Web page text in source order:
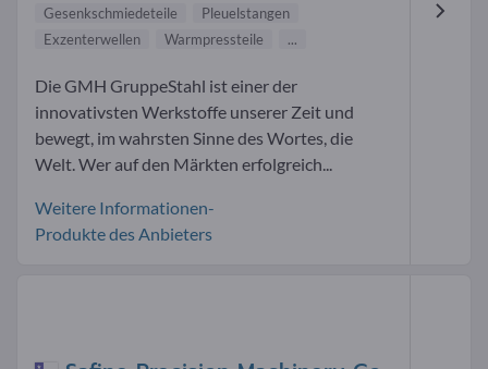
Gesenkschmiedeteile
Pleuelstangen
Exzenterwellen
Warmpressteile ...
Die GMH GruppeStahl ist einer der
innovativsten Werkstoffe unserer Zeit und
bewegt, im wahrsten Sinne des Wortes, die
Welt. Wer auf den Märkten erfolgreich...
Weitere Informationen-
Produkte des Anbieters